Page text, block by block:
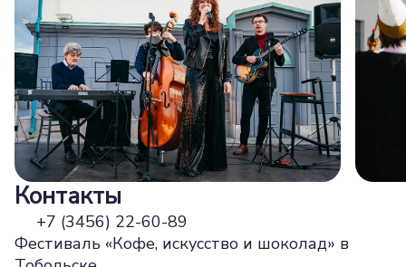
Контакты
+7 (3456) 22-60-89
Фестиваль «Кофе, искусство и шоколад» в